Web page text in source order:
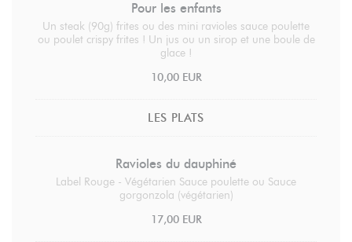
Pour les enfants
Un steak (90g) frites ou des mini ravioles sauce poulette
ou poulet crispy frites ! Un jus ou un sirop et une boule de
glace !
10,00 EUR
LES PLATS
Ravioles du dauphiné
Label Rouge - Végétarien Sauce poulette ou Sauce
gorgonzola (végétarien)
17,00 EUR